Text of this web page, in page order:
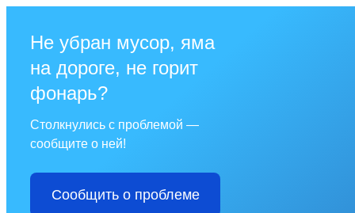
Не убран мусор, яма
на дороге, не горит
фонарь?
Столкнулись с проблемой —
сообщите о ней!
Сообщить о проблеме